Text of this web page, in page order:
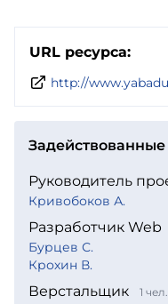
URL ресурса:
http://
Руководитель
Кривобоков А.
Разработчик Web
Бурцев С.
Крохин В.
Верстальщик 1 чел.